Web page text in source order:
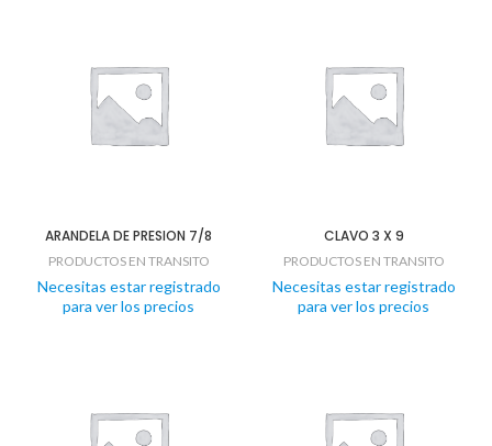
ARANDELA DE PRESION 7/8
PRODUCTOS EN TRANSITO
Necesitas estar registrado
para ver los precios
CLAVO 3 X 9
PRODUCTOS EN TRANSITO
Necesitas estar registrado
para ver los precios